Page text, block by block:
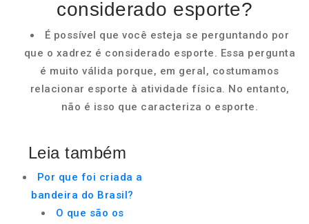
considerado esporte?
É possível que você esteja se perguntando por
que o xadrez é considerado esporte. Essa pergunta
é muito válida porque, em geral, costumamos
relacionar esporte à atividade física. No entanto,
não é isso que caracteriza o esporte.
Leia também
Por que foi criada a
bandeira do Brasil?
O que são os